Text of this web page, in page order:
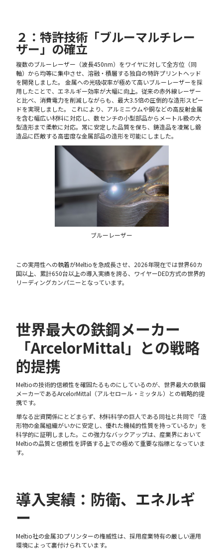
２：特許技術「ブルーマルチレー
ザー」の確立
複数のブルーレーザー（波長450nm）をワイヤに対して全方位（同
軸）から均等に集中させ、溶融・積層する独自の特許プリントヘッド
を開発しました。 金属への光吸収率が極めて高いブルーレーザーを採
用したことで、エネルギー効率が大幅に向上。従来の赤外線レーザー
と比べ、消費電力を削減しながらも、最大3.5倍の圧倒的な造形スピー
ドを実現しました。 これにより、アルミニウムや銅などの高反射金属
を含む幅広い材料に対応し、数センチの小型部品からメートル級の大
型造形まで柔軟に対応。常に安定した品質を保ち、鋳造品を凌駕し鍛
造品に匹敵する高密度な金属部品の造形を可能にしました。
ブルーレーザー
この実用性への執着がMeltioを急成長させ、2026年現在では世界60カ
国以上、累計650台以上の導入実績を誇る、ワイヤーDED方式の世界的
リーディングカンパニーとなっています。
世界最大の鉄鋼メーカー
「ArcelorMittal」との戦略
的提携
Meltioの技術的信頼性を確固たるものにしているのが、世界最大の鉄鋼
メーカーであるArcelorMittal（アルセロール・ミッタル）との戦略的提
携です。
単なる出資関係にとどまらず、材料科学の巨人である同社と共同で「造
形物の金属組織がいかに安定し、優れた機械的性質を持っているか」を
科学的に証明しました。この強力なバックアップは、産業界において
Meltioの品質と信頼性を評価する上での極めて重要な指標となっていま
す。
導入実績：防衛、エネルギ
ー
Meltio社の金属3Dプリンターの権威性は、採用産業特有の厳しい運用
環境によって裏付けられています。